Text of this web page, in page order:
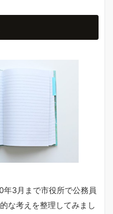
3月まで市役所で公務員
な考えを整理してみまし